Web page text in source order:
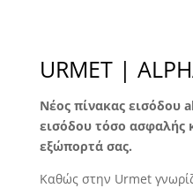
URMET |
Νέος πίνακας εισόδου
εισόδου τόσο ασφαλής
εξώπορτά σας.
Καθώς στην Urmet